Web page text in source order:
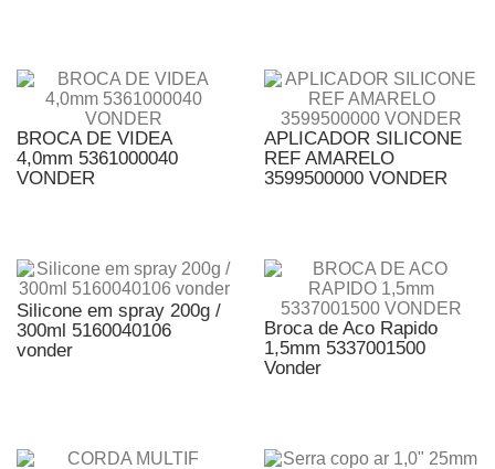
BROCA DE VIDEA
4,0mm 5361000040
VONDER
APLICADOR SILICONE
REF AMARELO
3599500000 VONDER
Silicone em spray 200g /
300ml 5160040106
vonder
Broca de Aco Rapido
1,5mm 5337001500
Vonder